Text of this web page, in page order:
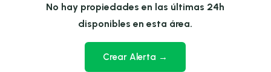
No hay propiedades en las últimas 24h
disponibles en esta área.
Crear Alerta →